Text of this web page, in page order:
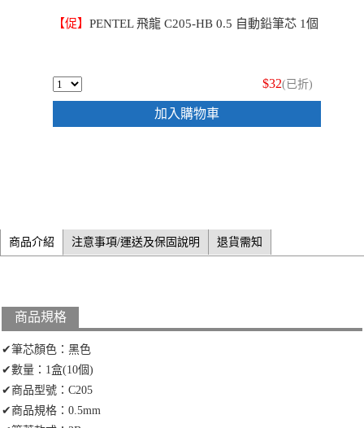
【促】 PENTEL 飛龍 C205-HB 0.5 自動鉛筆芯 1個
$32(已折)
加入購物車
商品介紹 注意事項/運送及保固說明 退貨需知
商品規格
✔筆芯顏色：黑色
✔數量：1盒(10個)
✔商品型號：C205
✔商品規格：0.5mm